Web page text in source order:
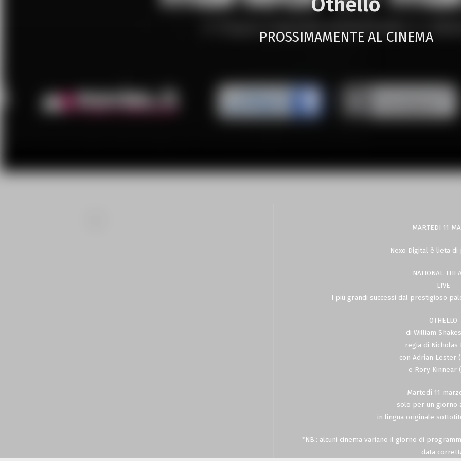
PROSSIMAMENTE AL CINEMA
MARTEDI 11
Nexo Digital è lieta
NATIONAL
LIVE
I più grandi successi dal prestigioso
OTHELLO
di William
regia di Nicholas
con Adrian Lester
e Rory Kinnear
Martedì 11
solo per un giorno
in lingua originale
*NB.: alcuni cinema variano il giorno di
data